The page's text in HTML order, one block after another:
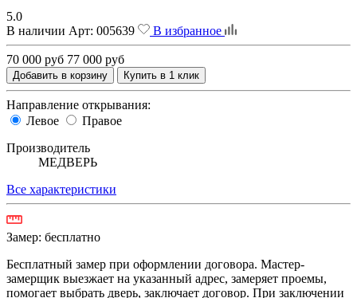
5.0
В наличии Арт: 005639 В избранное
70 000 руб 77 000 руб
Добавить в корзину Купить в 1 клик
Направление открывания:
Левое
Правое
Производитель
МЕДВЕРЬ
Все характеристики
Замер: бесплатно
Бесплатный замер при оформлении договора. Мастер-
замерщик выезжает на указанный адрес, замеряет проемы,
помогает выбрать дверь, заключает договор. При заключении